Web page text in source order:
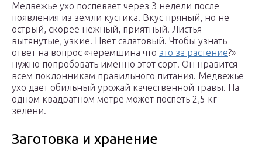
Медвежье ухо поспевает через 3 недели после
появления из земли кустика. Вкус пряный, но не
острый, скорее нежный, приятный. Листья
вытянутые, узкие. Цвет салатовый. Чтобы узнать
ответ на вопрос «черемшина что это за растение?»
нужно попробовать именно этот сорт. Он нравится
всем поклонникам правильного питания. Медвежье
ухо дает обильный урожай качественной травы. На
одном квадратном метре может поспеть 2,5 кг
зелени.
Заготовка и хранение